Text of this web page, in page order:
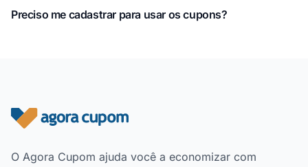
Preciso me cadastrar para usar os cupons?
Rodapé do site
O Agora Cupom ajuda você a economizar com